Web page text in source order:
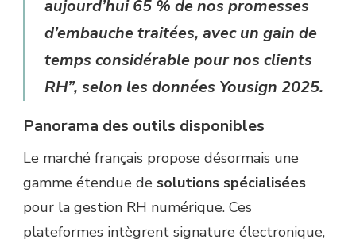
aujourd’hui 65 % de nos promesses
d’embauche traitées, avec un gain de
temps considérable pour nos clients
RH”, selon les données Yousign 2025.
Panorama des outils disponibles
Le marché français propose désormais une
gamme étendue de solutions spécialisées
pour la gestion RH numérique. Ces
plateformes intègrent signature électronique,